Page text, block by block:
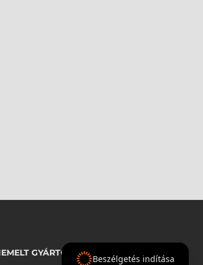
GYÁRTÓINK
Beszélgetés indítása